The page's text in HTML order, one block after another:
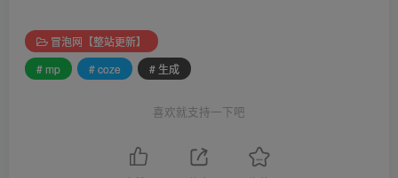
冒泡网【整站更新】
# mp
# coze # 生成
喜欢就支持一下吧